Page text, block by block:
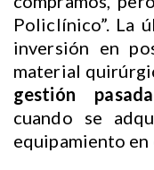
Policlínico”. La
inversión en
material
gestión
cuando se
equipamiento